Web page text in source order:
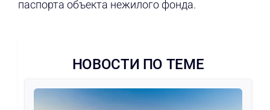
паспорта объекта нежилого фонда.
НОВОСТИ ПО ТЕМЕ